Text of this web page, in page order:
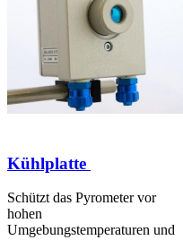
Kühlplatte
Schützt das Pyrometer vor
hohen
Umgebungstemperaturen und